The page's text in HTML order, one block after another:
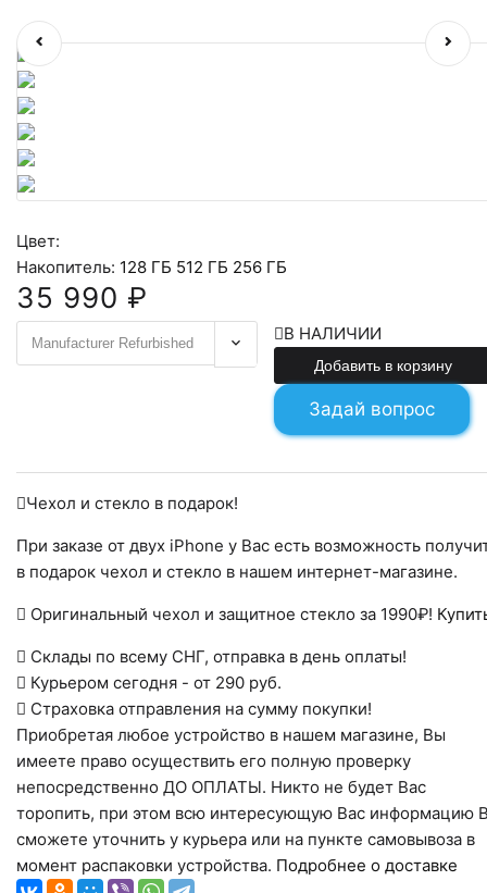
Цвет:
Накопитель: 128 ГБ 512 ГБ 256 ГБ
35 990 ₽
35990 В НАЛИЧИИ
Добавить в корзину
Задай вопрос
Чехол и стекло в подарок!
При заказе от двух iPhone у Вас есть возможность
в подарок чехол и стекло в нашем интернет-магазине.
Оригинальный чехол и защитное стекло за 1990₽!
Склады по всему СНГ, отправка в день оплаты!
Курьером сегодня - от 290 руб.
Страховка отправления на сумму покупки!
Приобретая любое устройство в нашем магазине, Вы
имеете право осуществить его полную проверку
непосредственно ДО ОПЛАТЫ. Никто не будет Вас
торопить, при этом всю интересующую Вас информацию
сможете уточнить у курьера или на пункте самовывоза в
момент распаковки устройства. Подробнее о доставке